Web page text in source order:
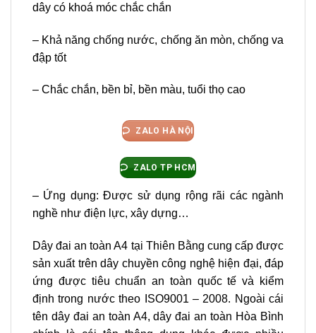
dây có khoá móc chắc chắn
– Khả năng chống nước, chống ăn mòn, chống va
đập tốt
– Chắc chắn, bền bỉ, bền màu, tuổi thọ cao
ZALO HÀ NỘI
ZALO TP HCM
– Ứng dụng: Được sử dụng rộng rãi các ngành
nghề như điện lực, xây dựng…
Dây đai an toàn A4 tại Thiên Bằng cung cấp được
sản xuất trên dây chuyền công nghệ hiện đại, đáp
ứng được tiêu chuẩn an toàn quốc tế và kiểm
định trong nước theo ISO9001 – 2008. Ngoài cái
tên dây đai an toàn A4, dây đai an toàn Hòa Bình